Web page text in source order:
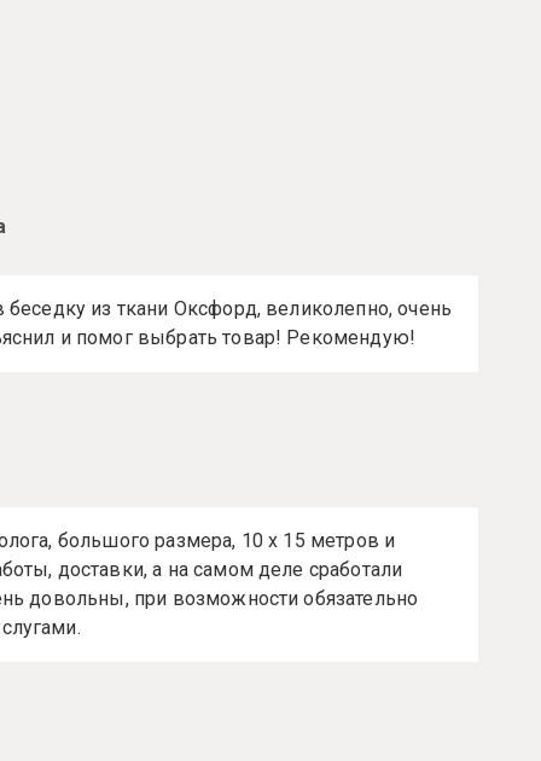
из ткани Оксфорд, великолепно, очень
и помог выбрать товар! Рекомендую!
большого размера, 10 х 15 метров и
доставки, а на самом деле сработали
довольны, при возможности обязательно